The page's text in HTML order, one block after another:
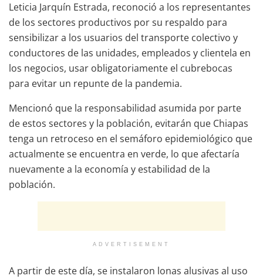
Leticia Jarquín Estrada, reconoció a los representantes
de los sectores productivos por su respaldo para
sensibilizar a los usuarios del transporte colectivo y
conductores de las unidades, empleados y clientela en
los negocios, usar obligatoriamente el cubrebocas
para evitar un repunte de la pandemia.
Mencionó que la responsabilidad asumida por parte
de estos sectores y la población, evitarán que Chiapas
tenga un retroceso en el semáforo epidemiológico que
actualmente se encuentra en verde, lo que afectaría
nuevamente a la economía y estabilidad de la
población.
ADVERTISEMENT
A partir de este día, se instalaron lonas alusivas al uso